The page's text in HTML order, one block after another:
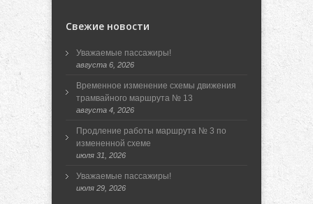
Свежие новости
Уважаемые пассажиры!
августа 6, 2026
Временное изменение схемы движения
трамвайного маршрута № 13
августа 4, 2026
Продление работы маршрута № 3 по
измененной схеме
июля 31, 2026
Уважаемые пассажиры!
июля 29, 2026